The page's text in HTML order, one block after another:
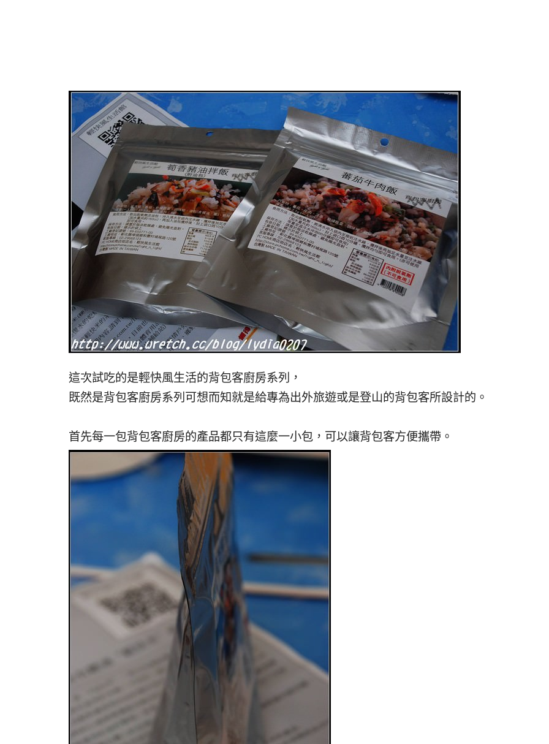
這次試吃的是輕快風生活的背包客廚房系列，
既然是背包客廚房系列可想而知就是給專為出外旅遊或是登山的背包客所設計的。
首先每一包背包客廚房的產品都只有這麼一小包，可以讓背包客方便攜帶。